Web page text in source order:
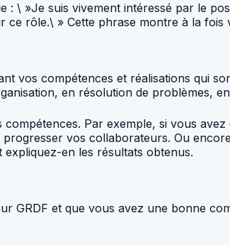
»Je suis vivement intéressé par le
rôle.\ » Cette phrase montre à la
vos compétences et réalisations qui
en résolution de problèmes,
Par exemple, si vous
vos collaborateurs. Ou
en les résultats obtenus.
GRDF et que vous avez une bonne